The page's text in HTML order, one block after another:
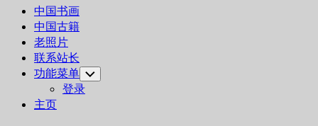
中国书画
中国古籍
老照片
联系站长
功能菜单 Toggle
Child
Menu
登录
主页